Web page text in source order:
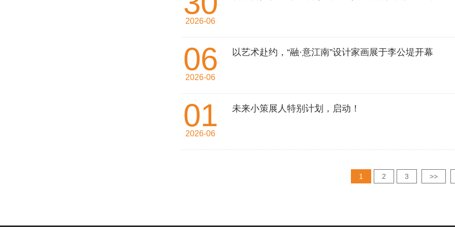
2026-06
06
2026-06
以艺术赴约，“融·意江南”设计家画展于李公堤开幕
01
2026-06
未来小策展人特别计划，启动！
1 2 3 >>